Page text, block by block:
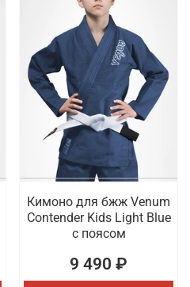
Кимоно для бжж Venum
Contender Kids Light Blue
с поясом
9 490 ₽